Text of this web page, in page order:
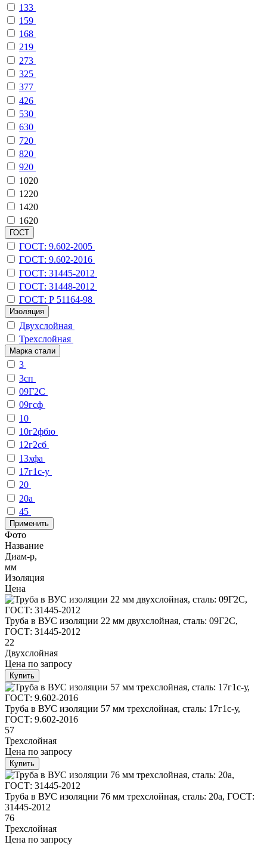
133
159
168
219
273
325
377
426
530
630
720
820
920
1020
1220
1420
1620
ГОСТ
ГОСТ: 9.602-2005
ГОСТ: 9.602-2016
ГОСТ: 31445-2012
ГОСТ: 31448-2012
ГОСТ: Р 51164-98
Изоляция
Двухслойная
Трехслойная
Марка стали
3
3сп
09Г2С
09гсф
10
10г2фбю
12г2сб
13хфа
17г1с-у
20
20а
45
Применить
Фото
Название
Диам-р,
мм
Изоляция
Цена
Труба в ВУС изоляции 22 мм двухслойная, сталь: 09Г2С,
ГОСТ: 31445-2012
22
Двухслойная
Цена по запросу
Купить
Труба в ВУС изоляции 57 мм трехслойная, сталь: 17г1с-у,
ГОСТ: 9.602-2016
57
Трехслойная
Цена по запросу
Купить
Труба в ВУС изоляции 76 мм трехслойная, сталь: 20а, ГОСТ:
31445-2012
76
Трехслойная
Цена по запросу